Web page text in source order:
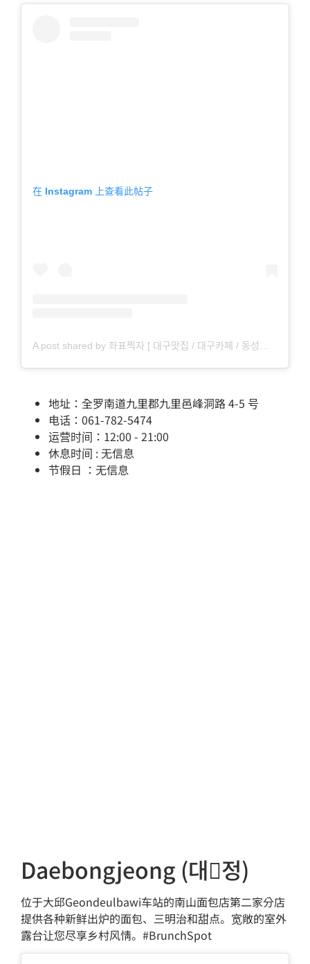
在 Instagram 上查看此帖子
地址：全罗南道九里郡九里邑峰洞路 4-5 号
电话：061-782-5474
运营时间：12:00 - 21:00
休息时间 : 无信息
节假日 ：无信息
Daebongjeong (대򽂙정)
位于大邱Geondeulbawi车站的南山面包店第二家分店
提供各种新鲜出炉的面包、三明治和甜点。宽敞的室外
露台让您尽享乡村风情。#BrunchSpot